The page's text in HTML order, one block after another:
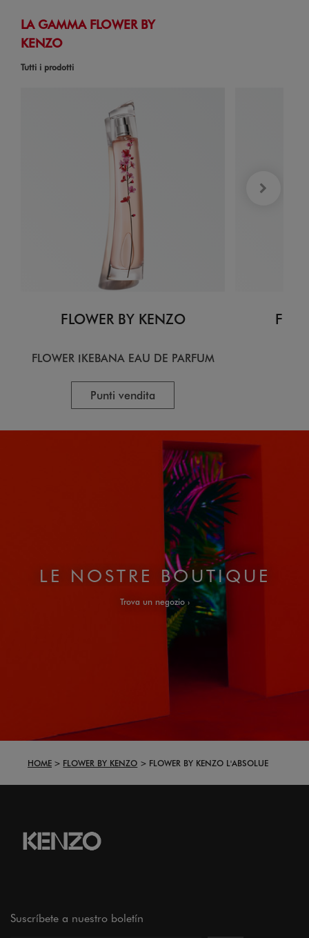
LA GAMMA FLOWER BY
KENZO
Tutti i prodotti
FLOWER BY KENZO
FLOWER IKEBANA EAU DE PARFUM
Punti vendita
LE NOSTRE BOUTIQUE
Trova un negozio
HOME FLOWER BY KENZO FLOWER BY KENZO L'ABSOLUE
Suscríbete a nuestro boletín